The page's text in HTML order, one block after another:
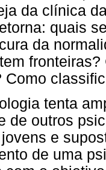
da clínica
quais
da
Como
tenta
de outros
e
de uma